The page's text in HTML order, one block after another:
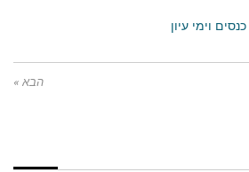
כנסים וימי עיון
הבא »